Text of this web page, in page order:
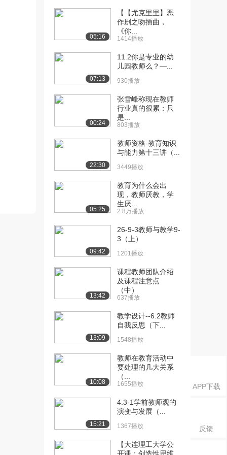
APP下载
反馈
么简单
责任与救济并...
[12] 011 你过来，有个教
育法想和你说...
[13] 012 “义务教育法”那些
事
4982播放
[14] 013 属于咱们教师的
法律
3969播放
[15] 014 让我们聊聊未成
3769播放
[16] 015 拒绝未成年犯
3860播放
[17] 017 关于这些纲要，
你懂吗？
3020播放
[18] 018 属于老师的权利
和义务
[19] 019 学生的权利和保
护，你应该知...
06:15
[20] C020 大有文章-教师
职业道德规...
01:30
[21] C021 “师德”来了，你 08:17
05:16
【【尤克里里】恶
作剧之吻插曲，
《你...
1414播放
07:13
11.2你是专业的幼
儿园教师么？—...
930播放
00:24
张雪峰称现在教师
行业真的很累：只
是...
803播放
22:30
教师资格-教育知识
与能力第十三讲（...
3449播放
05:25
教育为什么会出
现，教师厌教，学
生厌...
2.8万播放
09:42
26-9-3教师与教学9-
3（上）
1201播放
13:42
课程教师团队介绍
及课程注意点
（中）
637播放
13:09
教学设计--6.2教师
自我反思（下...
1548播放
10:08
教师在教育活动中
要处理的几大关系
（...
1655播放
15:21
4.3-1学前教师观的
演变与发展（...
1367播放
【大连理工大学公